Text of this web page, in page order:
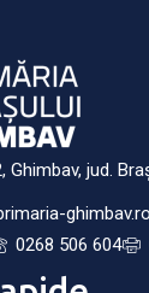
Ghimbav, jud.
ghimbav.ro
0268 506 604